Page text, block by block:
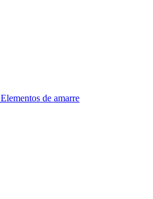
Elementos de amarre